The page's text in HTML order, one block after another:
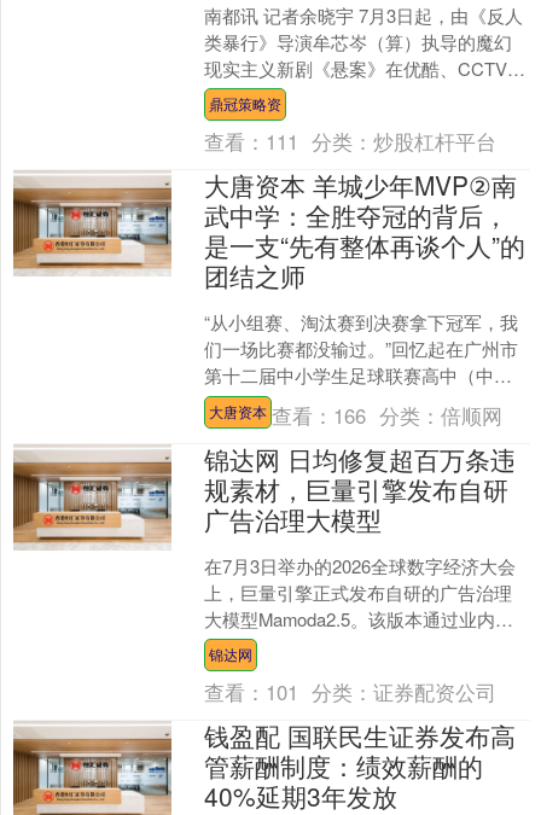
南都讯 记者余晓宇 7月3日起，由《反人
类暴行》导演牟芯岑（算）执导的魔幻
现实主义新剧《悬案》在优酷、CCTV-8
播出。剧集采用“一季两案”模式，改编自
上世纪9....
鼎冠策略资
查看： 111 分类：炒股杠杆平台
大唐资本 羊城少年MVP②南
武中学：全胜夺冠的背后，
是一支“先有整体再谈个人”的
团结之师
“从小组赛、淘汰赛到决赛拿下冠军，我
们一场比赛都没输过。”回忆起在广州市
第十二届中小学生足球联赛高中（中
职）女子组的比赛，广州市南武中学女
足队长谢晶晶脸上带着笑....
大唐资本 查看： 166 分类：倍顺网
锦达网 日均修复超百万条违
规素材，巨量引擎发布自研
广告治理大模型
在7月3日举办的2026全球数字经济大会
上，巨量引擎正式发布自研的广告治理
大模型Mamoda2.5。该版本通过业内首
创的DiT-MoE架构，实现了从风险识别、
精....
锦达网
查看： 101 分类：证券配资公司
钱盈配 国联民生证券发布高
管薪酬制度：绩效薪酬的
40%延期3年发放